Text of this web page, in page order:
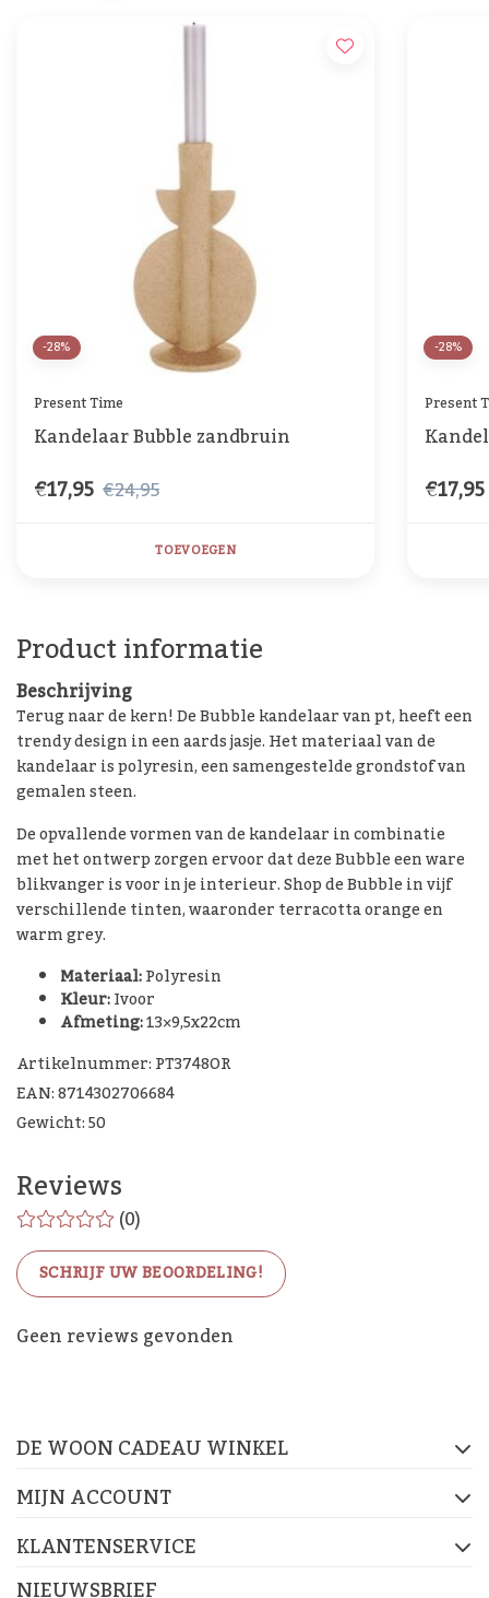
-28%
Present Time
Kandelaar Bubble zandbruin
€17,95 €24,95
TOEVOEGEN
-28%
Present
€17,95
Product informatie
Beschrijving
Terug naar de kern! De Bubble kandelaar van pt, heeft een
trendy design in een aards jasje. Het materiaal van de
kandelaar is polyresin, een samengestelde grondstof van
gemalen steen.
De opvallende vormen van de kandelaar in combinatie
met het ontwerp zorgen ervoor dat deze Bubble een ware
blikvanger is voor in je interieur. Shop de Bubble in vijf
verschillende tinten, waaronder terracotta orange en
warm grey.
Materiaal:Polyresin
Kleur:Ivoor
Afmeting:13×9,5x22cm
Artikelnummer: PT3748OR
EAN: 8714302706684
Gewicht: 50
Reviews
(0)
SCHRIJF UW BEOORDELING!
Geen reviews gevonden
De Woon Cadeau Winkel
DE WOON CADEAU WINKEL
MIJN ACCOUNT
KLANTENSERVICE